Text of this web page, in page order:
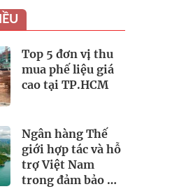
Top 5 đơn vị thu
mua phế liệu giá
cao tại TP.HCM
Ngân hàng Thế
giới hợp tác và hỗ
trợ Việt Nam
trong đảm bảo an